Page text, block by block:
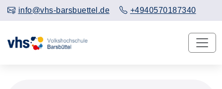
info@vhs-barsbuettel.de +4940570187340